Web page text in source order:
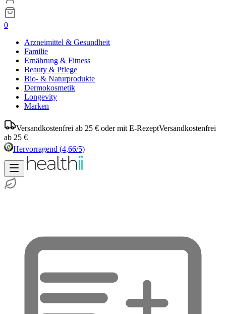
0
Arzneimittel & Gesundheit
Familie
Ernährung & Fitness
Beauty & Pflege
Bio- & Naturprodukte
Dermokosmetik
Longevity
Marken
Versandkostenfrei ab 25 € oder mit E-RezeptVersandkostenfrei
ab 25 €
Hervorragend (4,66/5)